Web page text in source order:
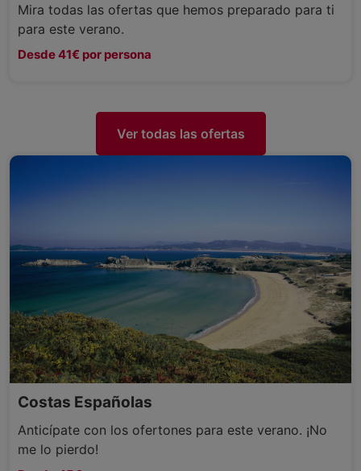
Mira todas las ofertas que hemos preparado para ti
para este verano.
Desde 41€ por persona
Ver todas las ofertas
Costas Españolas
Anticípate con los ofertones para este verano. ¡No
me lo pierdo!